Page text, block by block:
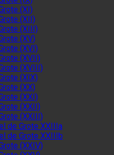
(XI)
(XII)
(XIII)
(XV)
(XVI)
(XVII)
(XVIII)
(XIX)
(XX)
(XXI)
(XXII)
(XXIII)
de Grote XXIIIa
de Grote XXIIIb
(XXIV)